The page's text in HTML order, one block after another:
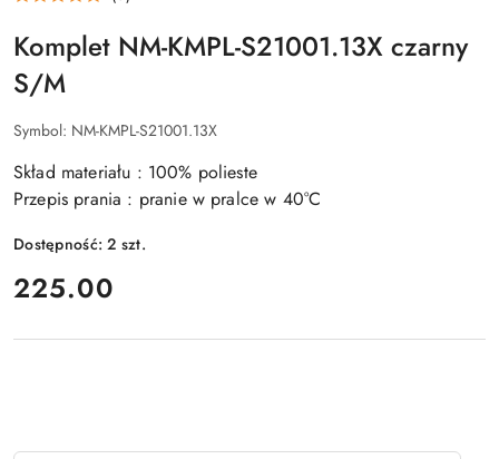
Komplet NM-KMPL-S21001.13X czarny
S/M
Symbol: NM-KMPL-S21001.13X
Skład materiału : 100% polieste
Przepis prania : pranie w pralce w 40°C
Dostępność:2 szt.
cena:
225.00